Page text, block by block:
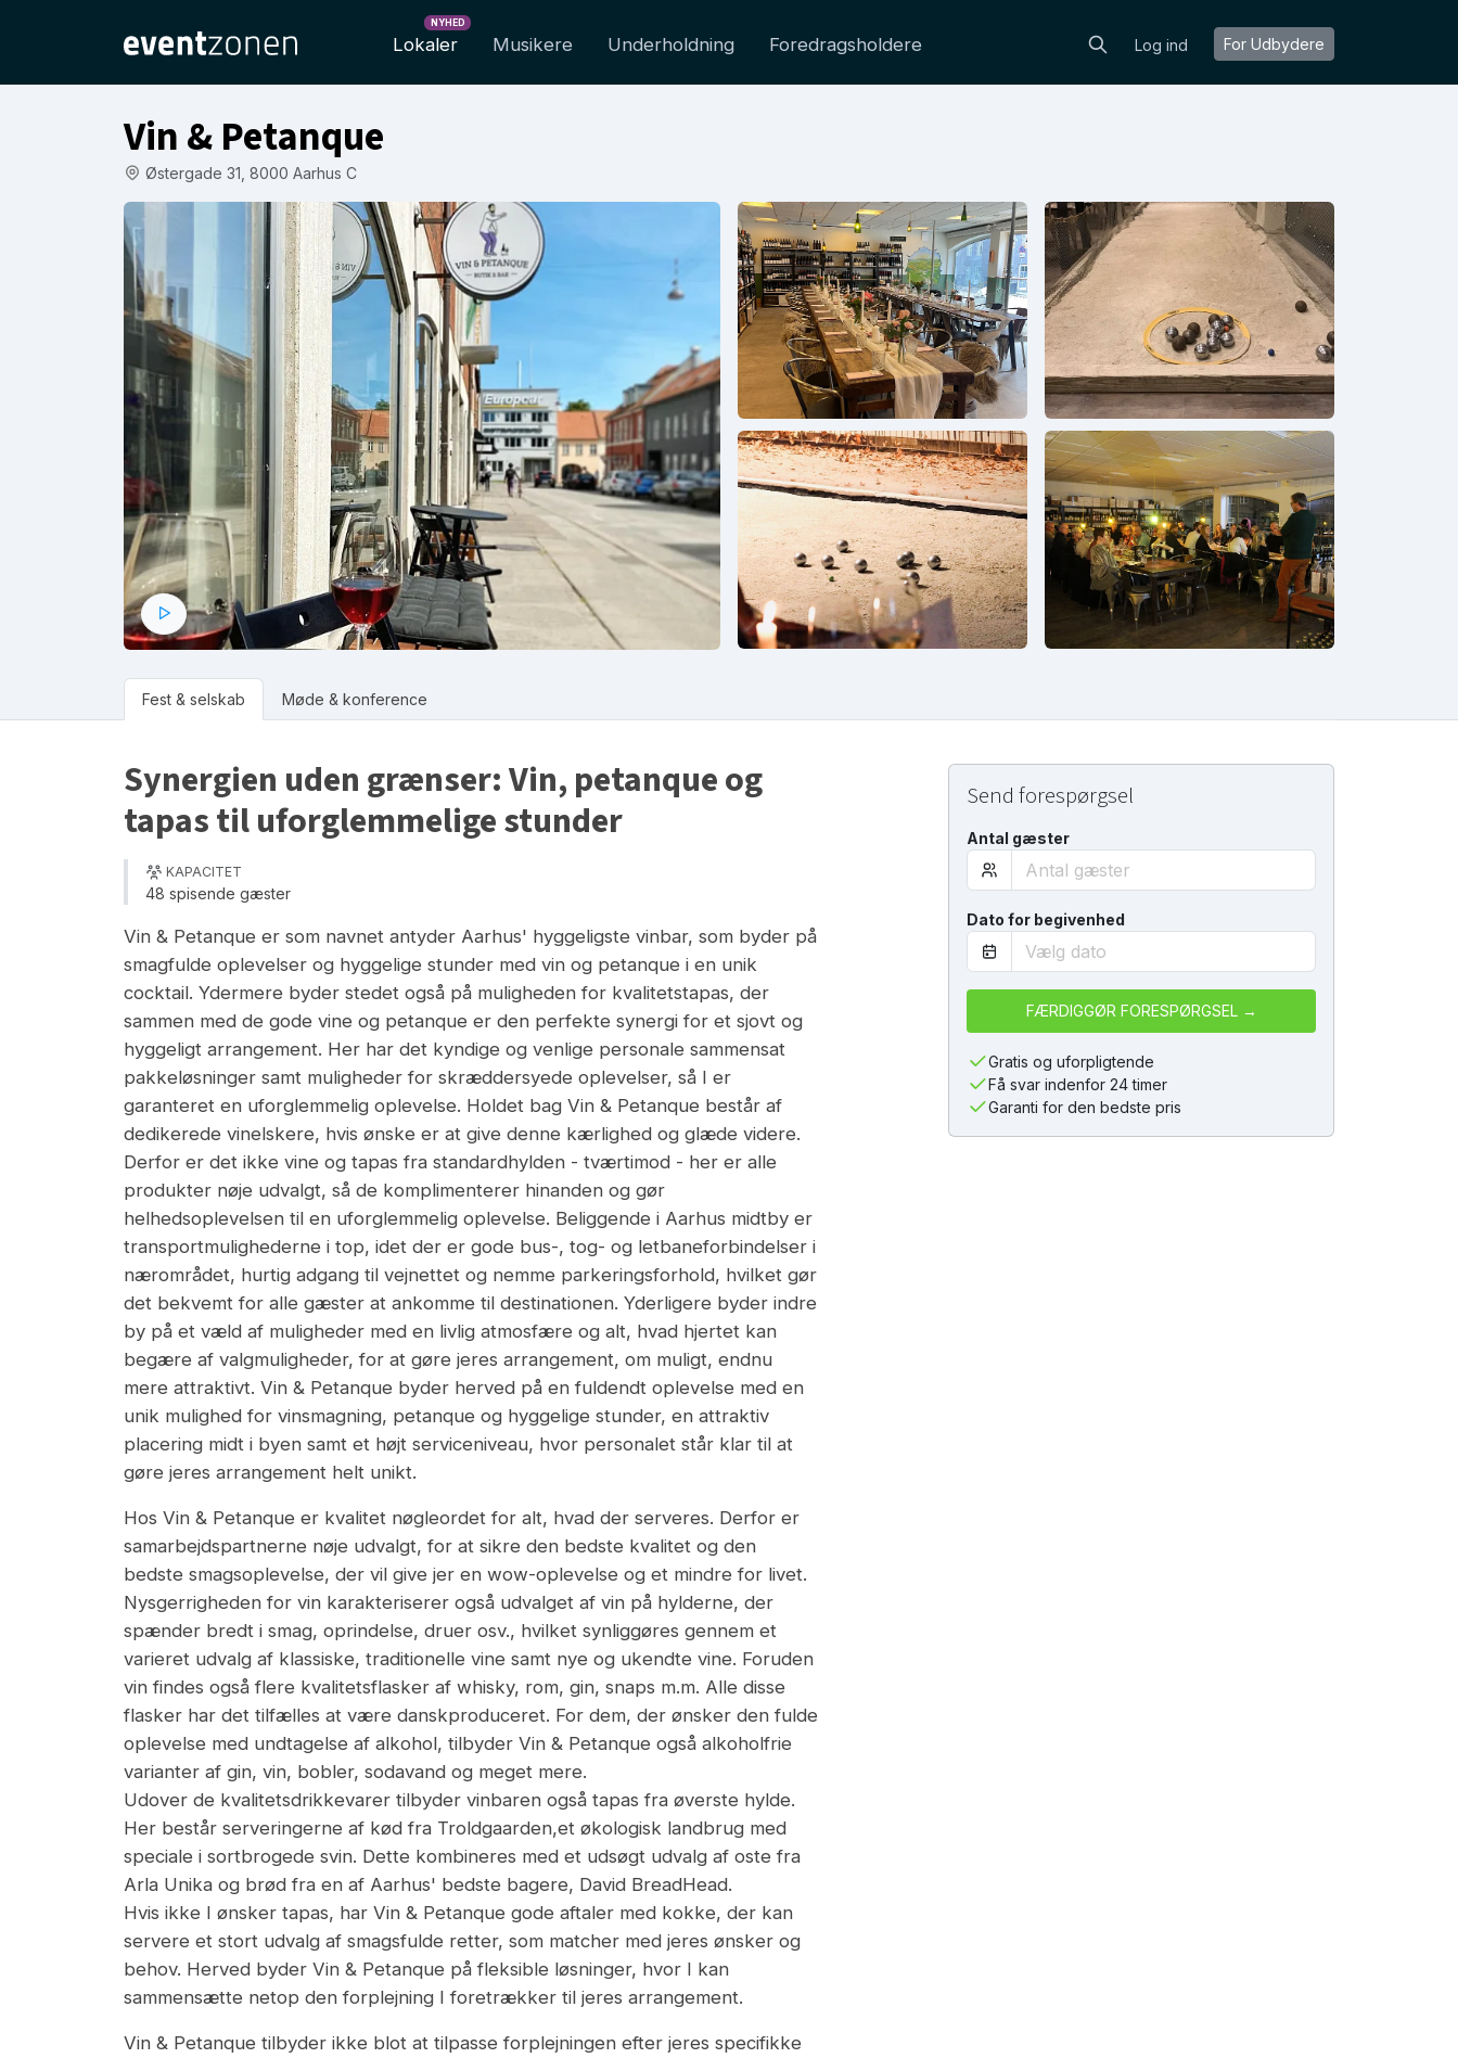
Lokaler
NYHED
Musikere Underholdning Foredragsholdere Log ind For Udbydere
Vin & Petanque
Østergade 31, 8000 Aarhus C
Fest & selskab Møde & konference
Synergien uden grænser: Vin, petanque og
tapas til uforglemmelige stunder
KAPACITET
48 spisende gæster
Vin & Petanque er som navnet antyder Aarhus' hyggeligste vinbar, som byder på
smagfulde oplevelser og hyggelige stunder med vin og petanque i en unik
cocktail. Ydermere byder stedet også på muligheden for kvalitetstapas, der
sammen med de gode vine og petanque er den perfekte synergi for et sjovt og
hyggeligt arrangement. Her har det kyndige og venlige personale sammensat
pakkeløsninger samt muligheder for skræddersyede oplevelser, så I er
garanteret en uforglemmelig oplevelse. Holdet bag Vin & Petanque består af
dedikerede vinelskere, hvis ønske er at give denne kærlighed og glæde videre.
Derfor er det ikke vine og tapas fra standardhylden - tværtimod - her er alle
produkter nøje udvalgt, så de komplimenterer hinanden og gør
helhedsoplevelsen til en uforglemmelig oplevelse. Beliggende i Aarhus midtby er
transportmulighederne i top, idet der er gode bus-, tog- og letbaneforbindelser i
nærområdet, hurtig adgang til vejnettet og nemme parkeringsforhold, hvilket gør
det bekvemt for alle gæster at ankomme til destinationen. Yderligere byder indre
by på et væld af muligheder med en livlig atmosfære og alt, hvad hjertet kan
begære af valgmuligheder, for at gøre jeres arrangement, om muligt, endnu
mere attraktivt. Vin & Petanque byder herved på en fuldendt oplevelse med en
unik mulighed for vinsmagning, petanque og hyggelige stunder, en attraktiv
placering midt i byen samt et højt serviceniveau, hvor personalet står klar til at
gøre jeres arrangement helt unikt.
Hos Vin & Petanque er kvalitet nøgleordet for alt, hvad der serveres. Derfor er
samarbejdspartnerne nøje udvalgt, for at sikre den bedste kvalitet og den
bedste smagsoplevelse, der vil give jer en wow-oplevelse og et mindre for livet.
Nysgerrigheden for vin karakteriserer også udvalget af vin på hylderne, der
spænder bredt i smag, oprindelse, druer osv., hvilket synliggøres gennem et
varieret udvalg af klassiske, traditionelle vine samt nye og ukendte vine. Foruden
vin findes også flere kvalitetsflasker af whisky, rom, gin, snaps m.m. Alle disse
flasker har det tilfælles at være danskproduceret. For dem, der ønsker den fulde
oplevelse med undtagelse af alkohol, tilbyder Vin & Petanque også alkoholfrie
varianter af gin, vin, bobler, sodavand og meget mere.
Udover de kvalitetsdrikkevarer tilbyder vinbaren også tapas fra øverste hylde.
Her består serveringerne af kød fra Troldgaarden,et økologisk landbrug med
speciale i sortbrogede svin. Dette kombineres med et udsøgt udvalg af oste fra
Arla Unika og brød fra en af Aarhus' bedste bagere, David BreadHead.
Hvis ikke I ønsker tapas, har Vin & Petanque gode aftaler med kokke, der kan
servere et stort udvalg af smagsfulde retter, som matcher med jeres ønsker og
behov. Herved byder Vin & Petanque på fleksible løsninger, hvor I kan
sammensætte netop den forplejning I foretrækker til jeres arrangement.
Vin & Petanque tilbyder ikke blot at tilpasse forplejningen efter jeres specifikke
Send forespørgsel
Antal gæster
Dato for begivenhed
Gratis og uforpligtende
Få svar indenfor 24 timer
Garanti for den bedste pris